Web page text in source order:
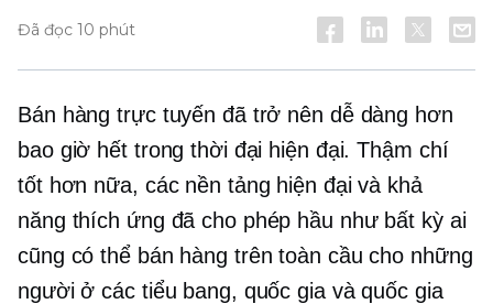
Đã đọc 10 phút
Bán hàng trực tuyến đã trở nên dễ dàng hơn
bao giờ hết trong thời đại hiện đại. Thậm chí
tốt hơn nữa, các nền tảng hiện đại và khả
năng thích ứng đã cho phép hầu như bất kỳ ai
cũng có thể bán hàng trên toàn cầu cho những
người ở các tiểu bang, quốc gia và quốc gia